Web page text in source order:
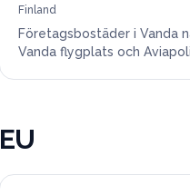
Finland
Företagsbostäder i Vanda
Vanda flygplats och
EU